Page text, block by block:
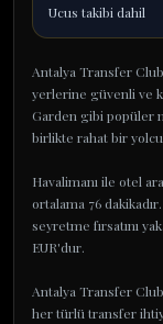
Ucus takibi dahil
Antalya Transfer
yerlerine güvenli ve
Garden gibi popüler
birlikte rahat bir
Havalimanı ile otel
ortalama 76
seyretme fırsatını
EUR'dur.
Antalya Transfer
her türlü transfer